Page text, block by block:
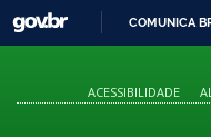
GOVBR
COMUNICA
ACESSIBILIDADE